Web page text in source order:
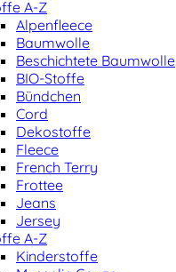
A-Z
Alpenfleece
Baumwolle
Beschichtete Baumwolle
BIO-Stoffe
Bündchen
Cord
Dekostoffe
Fleece
French Terry
Frottee
Jeans
Jersey
A-Z
Kinderstoffe